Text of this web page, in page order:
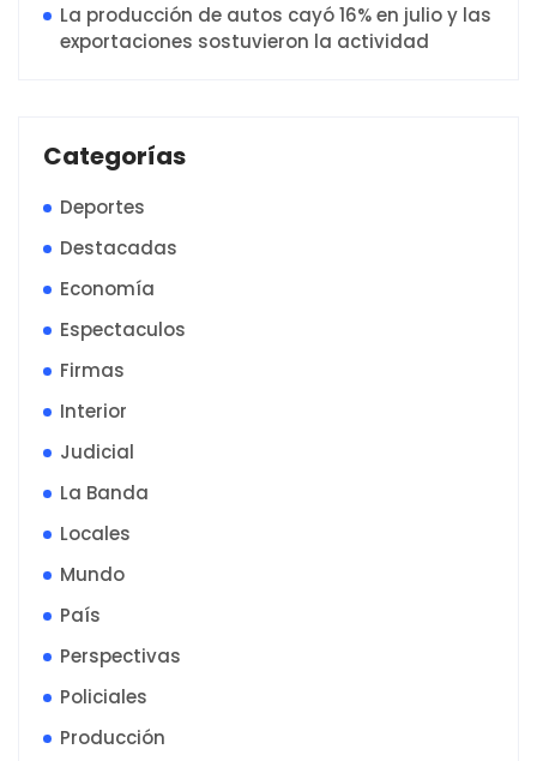
La producción de autos cayó 16% en julio y las
exportaciones sostuvieron la actividad
Categorías
Deportes
Destacadas
Economía
Espectaculos
Firmas
Interior
Judicial
La Banda
Locales
Mundo
País
Perspectivas
Policiales
Producción